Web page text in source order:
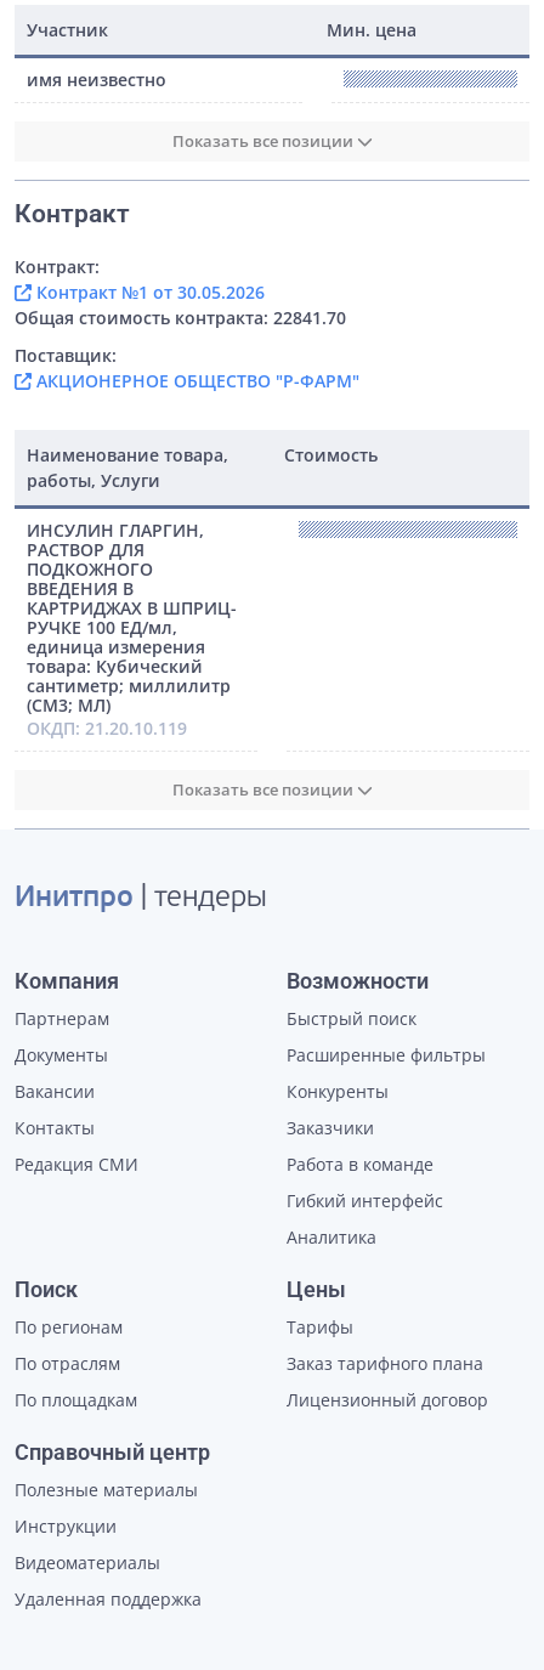
Участник Мин. цена
имя неизвестно
Показать все позиции
Контракт
Контракт:
Контракт №1 от 30.05.2026
Общая стоимость контракта: 22841.70
Поставщик:
АКЦИОНЕРНОЕ ОБЩЕСТВО "Р-ФАРМ"
Наименование товара,
работы, Услуги
Стоимость
ИНСУЛИН ГЛАРГИН,
РАСТВОР ДЛЯ
ПОДКОЖНОГО
ВВЕДЕНИЯ В
КАРТРИДЖАХ В ШПРИЦ-
РУЧКЕ 100 ЕД/мл,
единица измерения
товара: Кубический
сантиметр; миллилитр
(СМ3; МЛ)
ОКДП: 21.20.10.119
Показать все позиции
Инитпро | тендеры
Компания
Партнерам
Документы
Вакансии
Контакты
Редакция СМИ
Возможности
Быстрый поиск
Расширенные фильтры
Конкуренты
Заказчики
Работа в команде
Гибкий интерфейс
Аналитика
Поиск
По регионам
По отраслям
По площадкам
Цены
Тарифы
Заказ тарифного плана
Лицензионный договор
Справочный центр
Полезные материалы
Инструкции
Видеоматериалы
Удаленная поддержка